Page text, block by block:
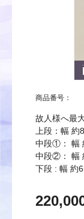
商品番号：
故人様へ最
上段：幅 約
中段①： 幅
中段②： 幅
下段 : 幅 約